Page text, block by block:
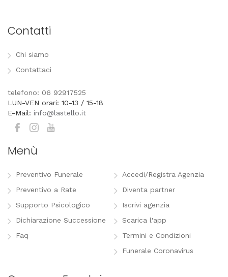
Contatti
Chi siamo
Contattaci
telefono: 06 92917525
LUN-VEN orari: 10-13 / 15-18
E-Mail: info@lastello.it
Menù
Preventivo Funerale
Preventivo a Rate
Supporto Psicologico
Dichiarazione Successione
Faq
Accedi/Registra Agenzia
Diventa partner
Iscrivi agenzia
Scarica l'app
Termini e Condizioni
Funerale Coronavirus